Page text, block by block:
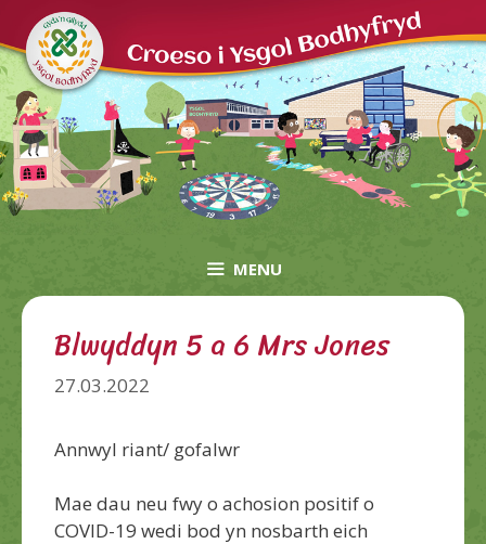
to
content
MENU
Blwyddyn 5 a 6 Mrs Jones
27.03.2022
Annwyl riant/ gofalwr
Mae dau neu fwy o achosion positif o
COVID-19 wedi bod yn nosbarth eich